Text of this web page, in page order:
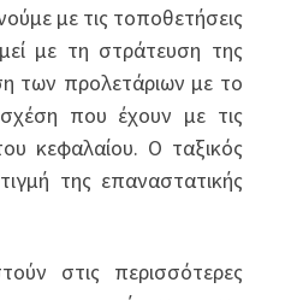
με τις τοποθετήσεις
με τη στράτευση της
των προλετάριων με το
που έχουν με τις
κεφαλαίου. Ο ταξικός
της επαναστατικής
στις περισσότερες